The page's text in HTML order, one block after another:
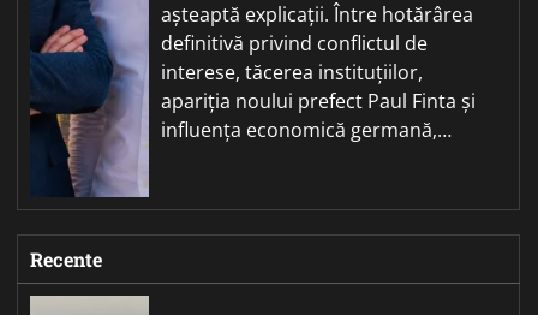
așteaptă explicații. Între hotărârea
definitivă privind conflictul de
interese, tăcerea instituțiilor,
apariția noului prefect Paul Finta și
influența economică germană,…
Recente